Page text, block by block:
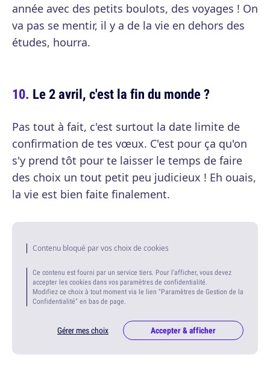
année avec des petits boulots, des voyages ! On
va pas se mentir, il y a de la vie en dehors des
études, hourra.
Le 2 avril, c'est la fin du monde ?
Pas tout à fait, c'est surtout la date limite de
confirmation de tes vœux. C'est pour ça qu'on
s'y prend tôt pour te laisser le temps de faire
des choix un tout petit peu judicieux ! Eh ouais,
la vie est bien faite finalement.
Contenu bloqué par vos choix de cookies
Ce contenu est fourni par un service tiers. Pour l'afficher, vous devez
accepter les cookies dans vos paramètres de confidentialité.
Modifiez ce choix à tout moment via le lien "Paramètres de Gestion de la
Confidentialité" en bas de page.
Gérer mes choix Accepter & afficher